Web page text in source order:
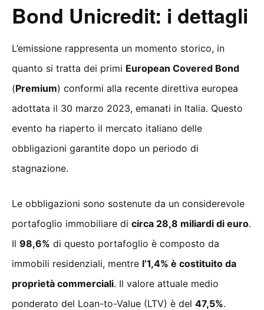
Bond Unicredit: i dettagli
L’emissione rappresenta un momento storico, in
quanto si tratta dei primi European Covered Bond
(Premium) conformi alla recente direttiva europea
adottata il 30 marzo 2023, emanati in Italia. Questo
evento ha riaperto il mercato italiano delle
obbligazioni garantite dopo un periodo di
stagnazione.
Le obbligazioni sono sostenute da un considerevole
portafoglio immobiliare di circa 28,8 miliardi di euro.
Il 98,6% di questo portafoglio è composto da
immobili residenziali, mentre l’1,4% è costituito da
proprietà commerciali. Il valore attuale medio
ponderato del Loan-to-Value (LTV) è del 47,5%.